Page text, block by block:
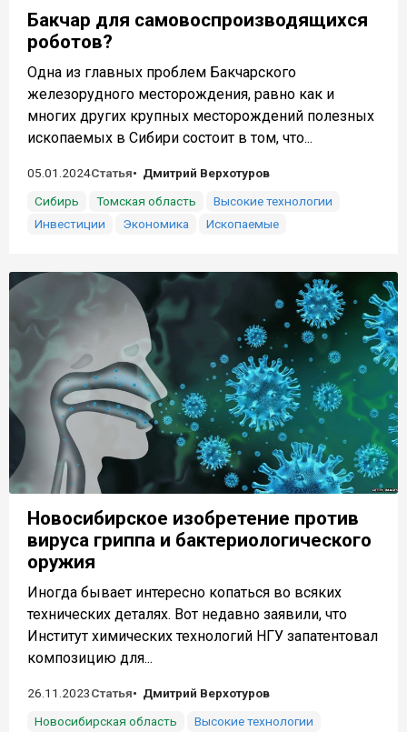
Бакчар для самовоспроизводящихся
роботов?
Одна из главных проблем Бакчарского
железорудного месторождения, равно как и
многих других крупных месторождений полезных
ископаемых в Сибири состоит в том, что...
05.01.2024Статья
Дмитрий Верхотуров
Сибирь
Томская область
Высокие технологии
Инвестиции
Экономика Ископаемые
Новосибирское изобретение против
вируса гриппа и бактериологического
оружия
Иногда бывает интересно копаться во всяких
технических деталях. Вот недавно заявили, что
Институт химических технологий НГУ запатентовал
композицию для...
26.11.2023Статья
Дмитрий Верхотуров
Новосибирская область
Высокие технологии